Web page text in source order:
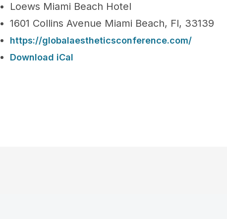
Loews Miami Beach Hotel
1601 Collins Avenue Miami Beach, Fl, 33139
https://globalaestheticsconference.com/
Download iCal